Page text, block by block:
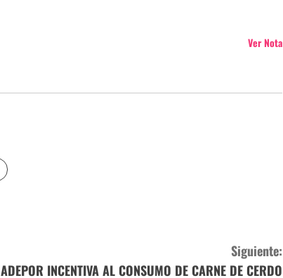
Ver Nota
Siguiente:
ADEPOR INCENTIVA AL CONSUMO DE CARNE DE CERDO